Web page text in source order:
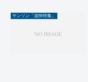
サンソン「追悼特集」